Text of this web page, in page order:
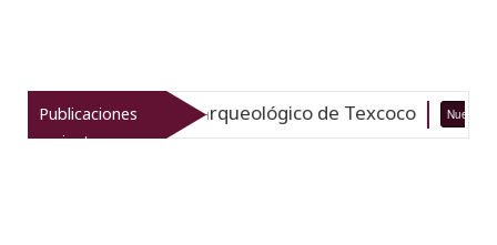
Publicaciones
recientes
el patrimonio arqueológico de Texcoco Nuevo